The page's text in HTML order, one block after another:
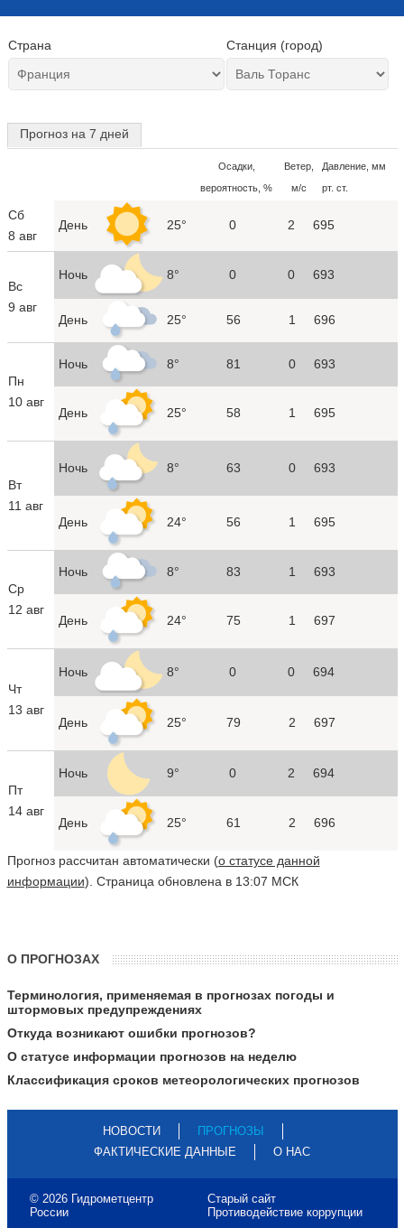
Страна Станция (город)
Прогноз на 7 дней
Осадки,
вероятность, %
Ветер,
м/с
Давление, мм
рт. ст.
Сб
8 авг
День 25° 0 2 695
Вс
9 авг
Ночь 8° 0 0 693
День 25° 56 1 696
Пн
10 авг
Ночь 8° 81 0 693
День 25° 58 1 695
Вт
11 авг
Ночь 8° 63 0 693
День 24° 56 1 695
Ср
12 авг
Ночь 8° 83 1 693
День 24° 75 1 697
Чт
13 авг
Ночь 8° 0 0 694
День 25° 79 2 697
Пт
14 авг
Ночь 9° 0 2 694
День 25° 61 2 696
Прогноз рассчитан автоматически (о статусе данной
информации). Страница обновлена в 13:07 МСК
О ПРОГНОЗАХ
Терминология, применяемая в прогнозах погоды и
штормовых предупреждениях
Откуда возникают ошибки прогнозов?
О статусе информации прогнозов на неделю
Классификация сроков метеорологических прогнозов
НОВОСТИ
ПРОГНОЗЫ
ФАКТИЧЕСКИЕ ДАННЫЕ
О НАС
© 2026 Гидрометцентр
России
Старый сайт
Противодействие коррупции